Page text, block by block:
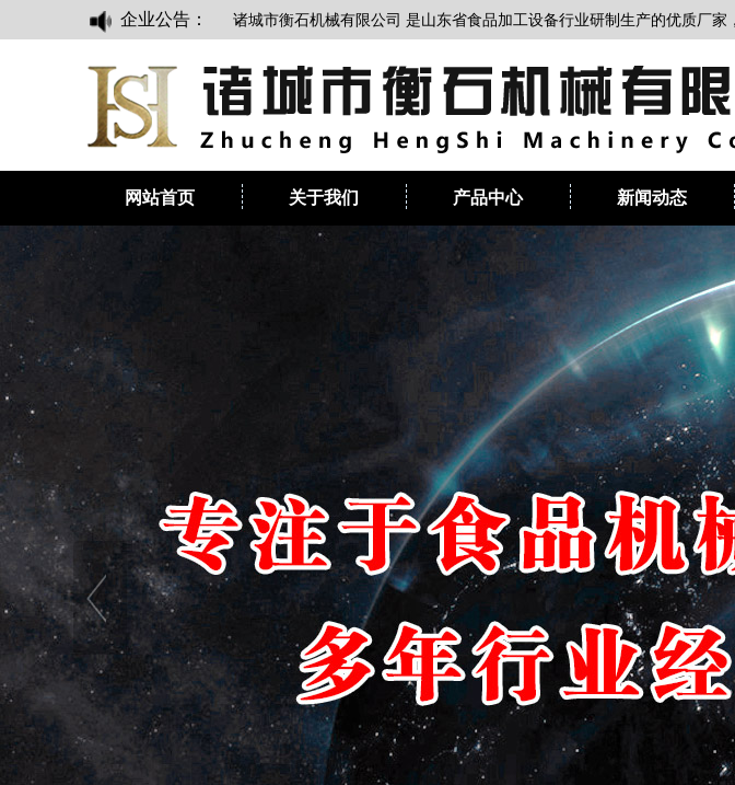
企业公告：诸城市衡石机械有限公司 是山东省食品加工设备行业研制生产的优质厂家，技术
网站首页 关于我们 产品中心 新闻动态